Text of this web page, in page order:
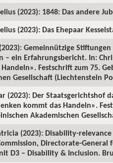
(2023): 1848: Das andere
(2023): Das Ehepaar
Gemeinnützige
– ein Erfahrungsbericht. In:
Festschrift zum 75.
Gesellschaft (Liechtenstein
(2023): Der Staatsgerichtshof
kommt das Handeln».
Akademischen
(2023): Disability-
Directorate-
D3 – Disability & Inclusion.